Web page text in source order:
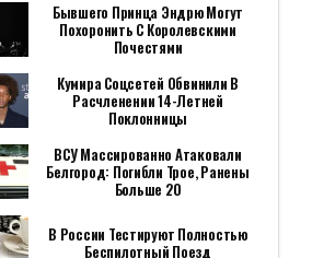
Бывшего Принца Эндрю Могут
Похоронить С Королевскими
Почестями
Кумира Соцсетей Обвинили В
Расчленении 14-Летней
Поклонницы
ВСУ Массированно Атаковали
Белгород: Погибли Трое, Ранены
Больше 20
В России Тестируют Полностью
Беспилотный Поезд